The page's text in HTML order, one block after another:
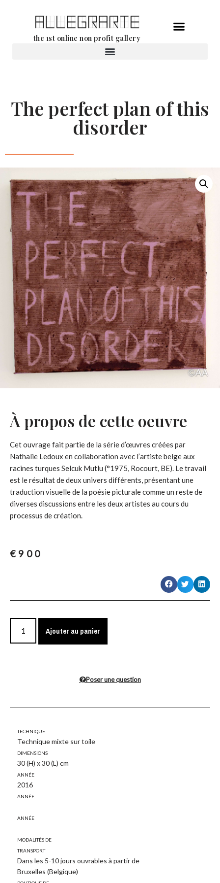
the 1st online non profit gallery
The perfect plan of this
disorder
À propos de cette oeuvre
Cet ouvrage fait partie de la série d’œuvres créées par
Nathalie Ledoux en collaboration avec l’artiste belge aux
racines turques Selcuk Mutlu (°1975, Rocourt, BE). Le travail
est le résultat de deux univers différents, présentant une
traduction visuelle de la poésie picturale comme un reste de
diverses discussions entre les deux artistes au cours du
processus de création.
€ 900
Ajouter au panier
Poser une question
Technique
Technique mixte sur toile
Dimensions
30 (H) x 30 (L) cm
Année
2016
Année
Année
Modalités de
transport
Dans les 5-10 jours ouvrables à partir de
Bruxelles (Belgique)